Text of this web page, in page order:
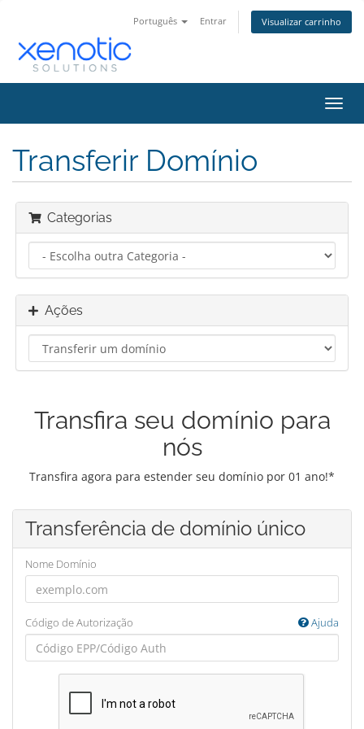
Português Entrar Visualizar carrinho
Transferir Domínio
Categorias
Ações
Transfira seu domínio para
nós
Transfira agora para estender seu domínio por 01 ano!*
Transferência de domínio único
Nome Domínio
Código de Autorização Ajuda